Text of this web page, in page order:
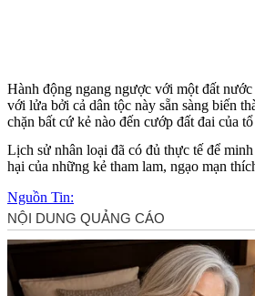
Hành động ngang ngược với một đất
với lửa bởi cả dân tộc này sẵn sàng biến
chặn bất cứ kẻ nào đến cướp đất đai của
Lịch sử nhân loại đã có đủ thực tế để
hại của những kẻ tham lam, ngạo mạn
Nguồn Tin: